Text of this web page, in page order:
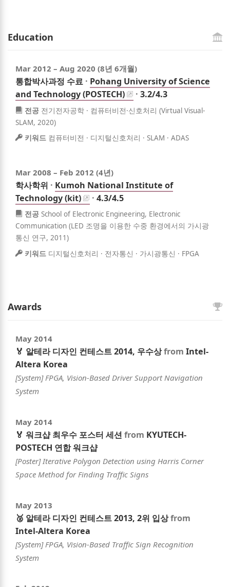
Education
Mar 2012 – Aug 2020 (8년 6개월)
통합박사과정 수료 · Pohang University of Science
and Technology (POSTECH)
· 3.2/4.3
전공 전기전자공학 · 컴퓨터비전·신호처리 (Virtual Visual-
SLAM, 2020)
키워드 컴퓨터비전 · 디지털신호처리 · SLAM · ADAS
Mar 2008 – Feb 2012 (4년)
학사학위 · Kumoh National Institute of
Technology (kit)
· 4.3/4.5
전공 School of Electronic Engineering, Electronic
Communication (LED 조명을 이용한 수중 환경에서의 가시광
통신 연구, 2011)
키워드 디지털신호처리 · 전자통신 · 가시광통신 · FPGA
Awards
May 2014
🏅 알테라 디자인 컨테스트 2014, 우수상from Intel-
Altera Korea
[System] FPGA, Vision-Based Driver Support Navigation
System
May 2014
🏅 워크샵 최우수 포스터 세션 from KYUTECH-
POSTECH 연합 워크샵
[Poster] Iterative Polygon Detection using Harris Corner
Space Method for Finding Traffic Signs
May 2013
🥈 알테라 디자인 컨테스트 2013, 2위 입상from
Intel-Altera Korea
[System] FPGA, Vision-Based Traffic Sign Recognition
System